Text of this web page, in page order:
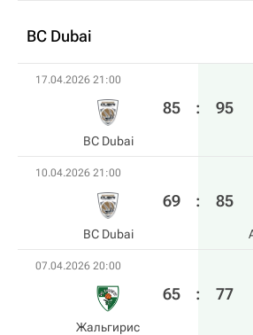
BC Dubai
17.04.2026 21:00
BC Dubai
85 : 95
10.04.2026 21:00
BC Dubai
69 : 85
07.04.2026 20:00
Жальгирис
65 : 77